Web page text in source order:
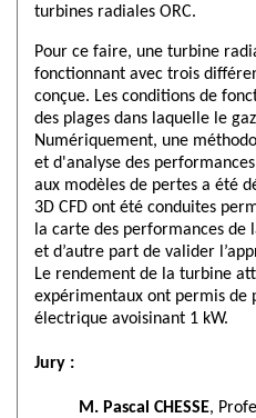
turbines radiales ORC.
Pour ce faire, une turbine
fonctionnant avec trois
conçue. Les conditions de
des plages dans laquelle le
Numériquement, une
et d'analyse des
aux modèles de pertes a été
3D CFD ont été conduites
la carte des performances
et d’autre part de valider
Le rendement de la turbine
expérimentaux ont permis de
électrique avoisinant 1 kW.
Jury :
M. Pascal CHESSE,